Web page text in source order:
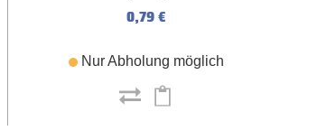
0,79 €
Nur Abholung möglich